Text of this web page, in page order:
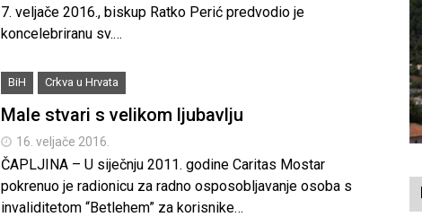
7. veljače 2016., biskup Ratko Perić predvodio je
koncelebriranu sv.…
BiH Crkva u Hrvata
Male stvari s velikom ljubavlju
16. veljače 2016.
ČAPLJINA – U siječnju 2011. godine Caritas Mostar
pokrenuo je radionicu za radno osposobljavanje osoba s
invaliditetom “Betlehem” za korisnike…